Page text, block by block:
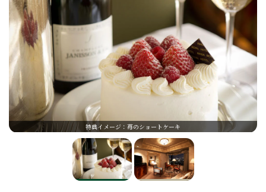
特典イメージ：苺のショートケーキ